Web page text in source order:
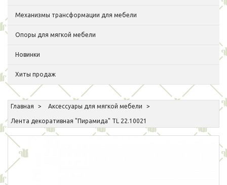
Механизмы трансформации для мебели
Опоры для мягкой мебели
Новинки
Хиты продаж
Главная Аксессуары для мягкой мебели
Лента декоративная "Пирамида" TL 22.10021